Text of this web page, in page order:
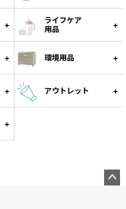
グレース
ライフケア
用品
環境用品
アウトレット